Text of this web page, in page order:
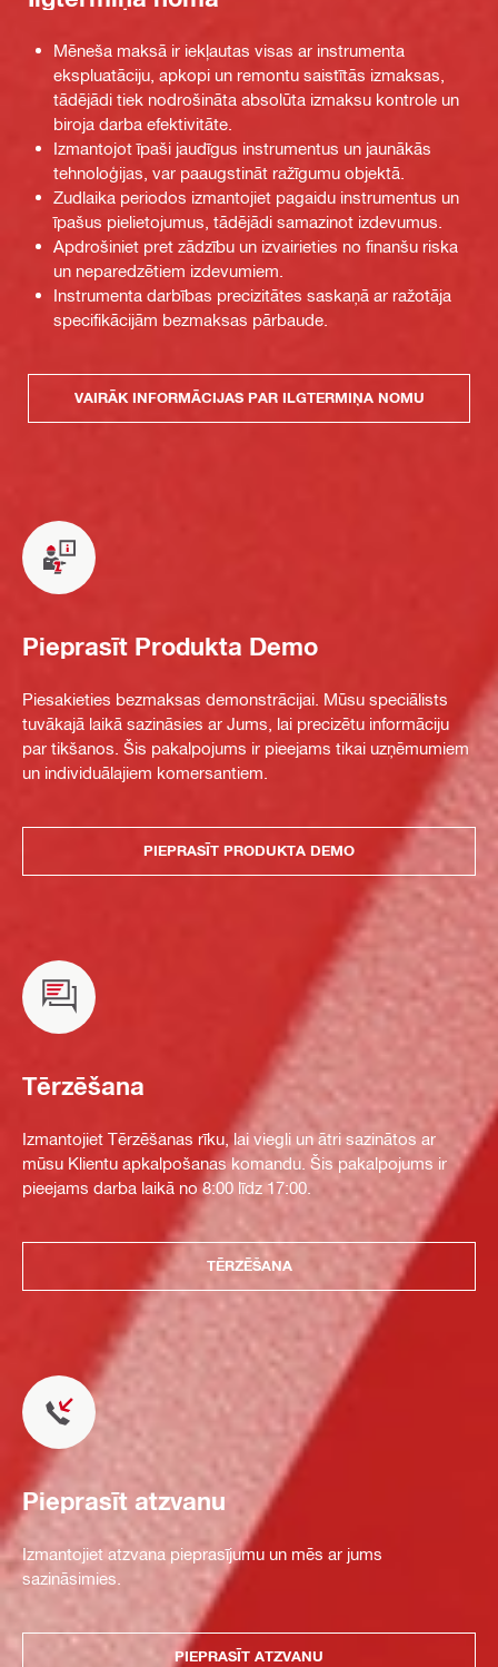
Mēneša maksā ir iekļautas visas ar instrumenta
ekspluatāciju, apkopi un remontu saistītās izmaksas,
tādējādi tiek nodrošināta absolūta izmaksu kontrole un
biroja darba efektivitāte.
Izmantojot īpaši jaudīgus instrumentus un jaunākās
tehnoloģijas, var paaugstināt ražīgumu objektā.
Zudlaika periodos izmantojiet pagaidu instrumentus un
īpašus pielietojumus, tādējādi samazinot izdevumus.
Apdrošiniet pret zādzību un izvairieties no finanšu riska
un neparedzētiem izdevumiem.
Instrumenta darbības precizitātes saskaņā ar ražotāja
specifikācijām bezmaksas pārbaude.
VAIRĀK INFORMĀCIJAS PAR ILGTERMIŅA NOMU
Pieprasīt Produkta Demo
Piesakieties bezmaksas demonstrācijai. Mūsu speciālists
tuvākajā laikā sazināsies ar Jums, lai precizētu informāciju
par tikšanos. Šis pakalpojums ir pieejams tikai uzņēmumiem
un individuālajiem komersantiem.
PIEPRASĪT PRODUKTA DEMO
Tērzēšana
Izmantojiet Tērzēšanas rīku, lai viegli un ātri sazinātos ar
mūsu Klientu apkalpošanas komandu. Šis pakalpojums ir
pieejams darba laikā no 8:00 līdz 17:00.
TĒRZĒŠANA
Pieprasīt atzvanu
Izmantojiet atzvana pieprasījumu un mēs ar jums
sazināsimies.
PIEPRASĪT ATZVANU